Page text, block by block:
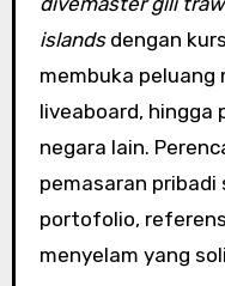
islandsdengan
membuka peluang
liveaboard, hingga
negara lain.
pemasaran
portofolio,
menyelam yang